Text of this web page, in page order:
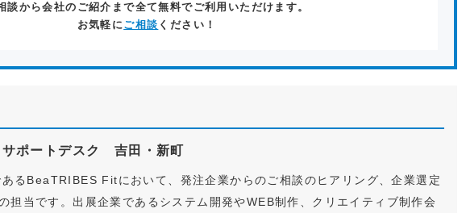
談から会社のご紹介まで全て無料でご利用いただけます。
お気軽にご相談 ください！
ポートデスク 吉田・新町
るBeaTRIBES Fitにおいて、発注企業からのご相談のヒアリング、企業選定
担当です。出展企業であるシステム開発やWEB制作、クリエイティブ制作会